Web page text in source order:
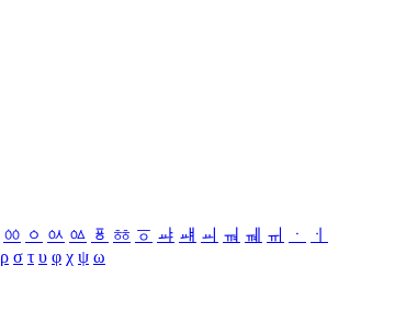
ㆀ ㆁ ㆂ ㆃ ㆄ ㆅ ㆆ ㆇ ㆈ ㆉ ㆊ ㆋ ㆌ ㆍ
ㆎ
ρ σ τ υ φ χ ψ ω